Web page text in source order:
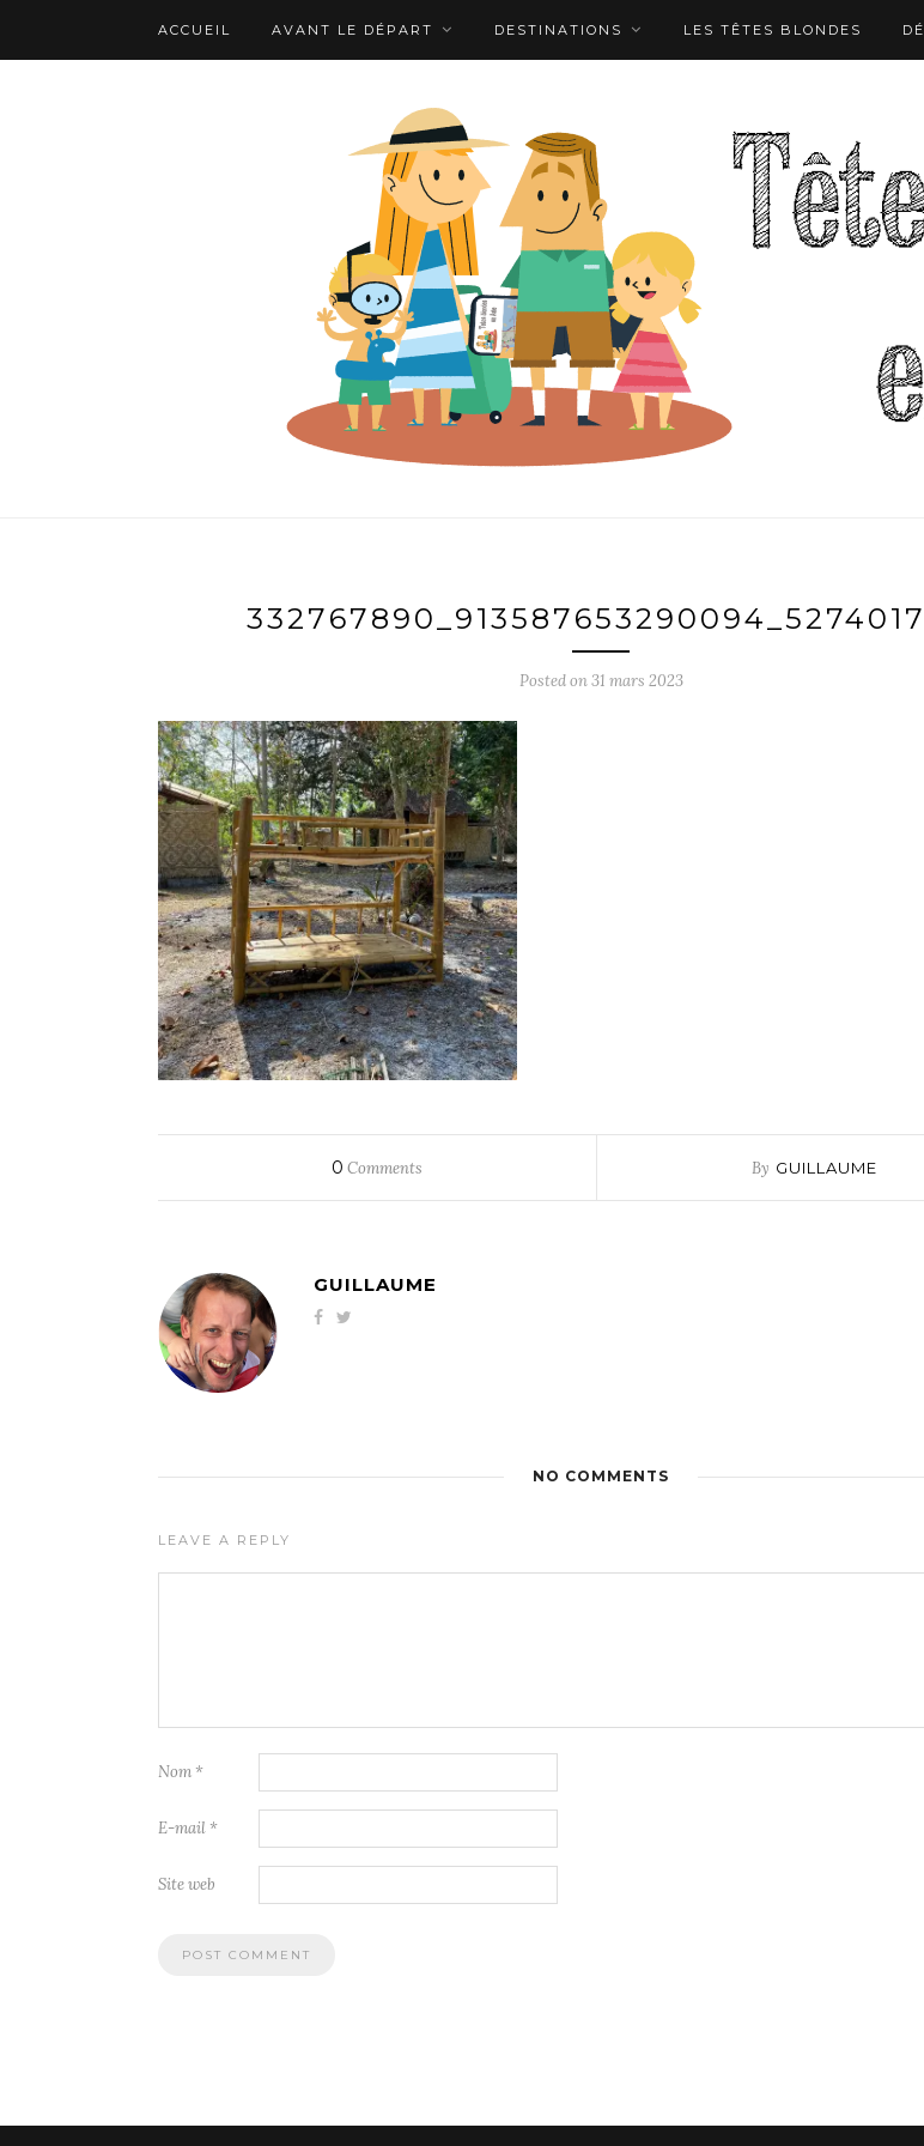
ACCUEIL AVANT LE DÉPART DESTINATIONS LES TÊTES BLONDES
Posted on31 mars 2023
0 Comments By GUILLAUME
GUILLAUME
NO COMMENTS
LEAVE A REPLY
Nom *
E-mail *
Site web